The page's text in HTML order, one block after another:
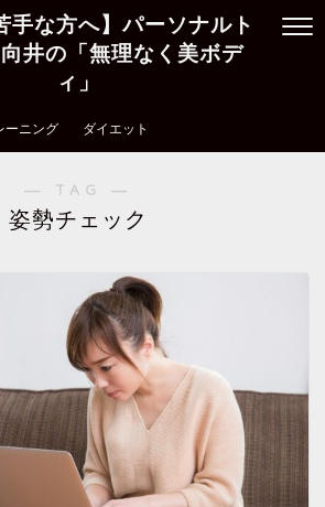
手な方へ】パーソナルト
井の「無理なく美ボデ
ィ」
ーニング ダイエット
― TAG ―
姿勢チェック